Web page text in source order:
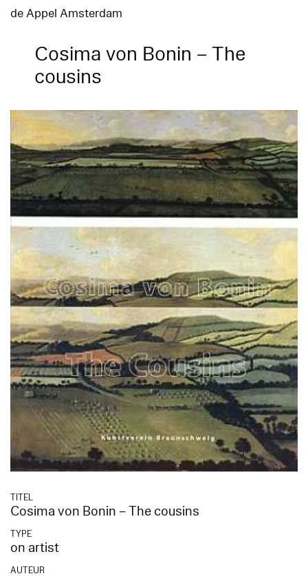
de Appel Amsterdam
Cosima von Bonin – The
cousins
TITEL
Cosima von Bonin – The cousins
TYPE
on artist
AUTEUR